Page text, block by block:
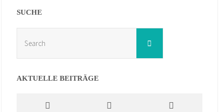
SUCHE
Search
AKTUELLE BEITRÄGE